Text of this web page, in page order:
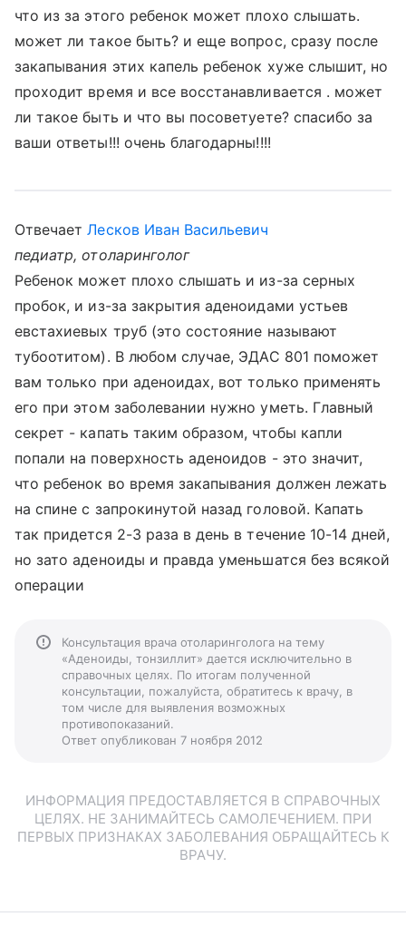
что из за этого ребенок может плохо слышать.
может ли такое быть? и еще вопрос, сразу после
закапывания этих капель ребенок хуже слышит, но
проходит время и все восстанавливается . может
ли такое быть и что вы посоветуете? спасибо за
ваши ответы!!! очень благодарны!!!!
ОтвечаетЛесков Иван Васильевич
педиатр, отоларинголог
Ребенок может плохо слышать и из-за серных
пробок, и из-за закрытия аденоидами устьев
евстахиевых труб (это состояние называют
тубоотитом). В любом случае, ЭДАС 801 поможет
вам только при аденоидах, вот только применять
его при этом заболевании нужно уметь. Главный
секрет - капать таким образом, чтобы капли
попали на поверхность аденоидов - это значит,
что ребенок во время закапывания должен лежать
на спине с запрокинутой назад головой. Капать
так придется 2-3 раза в день в течение 10-14 дней,
но зато аденоиды и правда уменьшатся без всякой
операции
Консультация врача отоларинголога на тему
«Аденоиды, тонзиллит» дается исключительно в
справочных целях. По итогам полученной
консультации, пожалуйста, обратитесь к врачу, в
том числе для выявления возможных
противопоказаний.
Ответ опубликован 7 ноября 2012
ИНФОРМАЦИЯ ПРЕДОСТАВЛЯЕТСЯ В СПРАВОЧНЫХ
ЦЕЛЯХ. НЕ ЗАНИМАЙТЕСЬ САМОЛЕЧЕНИЕМ. ПРИ
ПЕРВЫХ ПРИЗНАКАХ ЗАБОЛЕВАНИЯ ОБРАЩАЙТЕСЬ К
ВРАЧУ.